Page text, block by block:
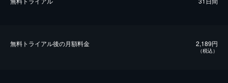
無料トライアル後の⽉額料金 2,189円
（税込）